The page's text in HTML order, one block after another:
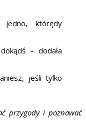
którędy
– dodała
jeśli tylko
przygody i poznawać